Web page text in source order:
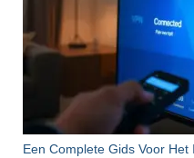
Een Complete Gids Voor